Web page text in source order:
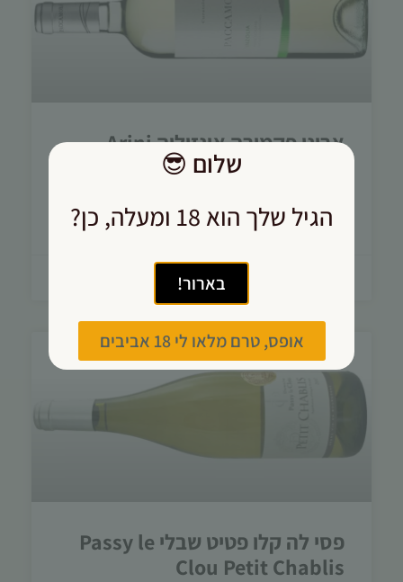
אריני פקמורה אינזוליה Arini
Paccamora Inzolia
וקולינרי מאוד, טעים. מומלץ לחובבי לבנים
פסי לה קלו פטיט שבלי Passy le
Clou Petit Chablis
שלום 😎
הגיל שלך הוא 18 ומעלה, כן?
בארור!
אופס, טרם מלאו לי 18 אביבים